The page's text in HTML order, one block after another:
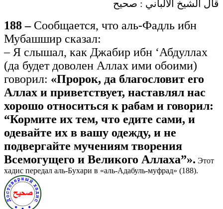
قال الشيخ الألباني : صحيح
188 –Сообщается, что аль-Фадль ибн
Мубашшир сказал:
– Я слышал, как Джабир ибн ‘Абдуллах
(да будет доволен Аллах ими обоими)
говорил: «Пророк, да благословит его
Аллах и приветствует, наставлял нас
хорошо относиться к рабам и говорил:
“Кормите их тем, что едите сами, и
одевайте их в вашу одежду, и не
подвергайте мучениям творения
Всемогущего и Великого Аллаха”». Этот
хадис передал аль-Бухари в «аль-Адабуль-муфрад» (188).